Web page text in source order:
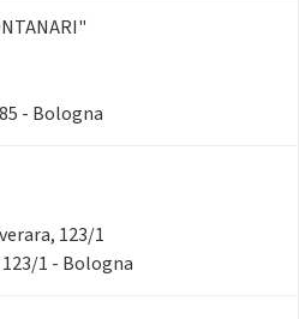
- Bologna
123/1
1 - Bologna